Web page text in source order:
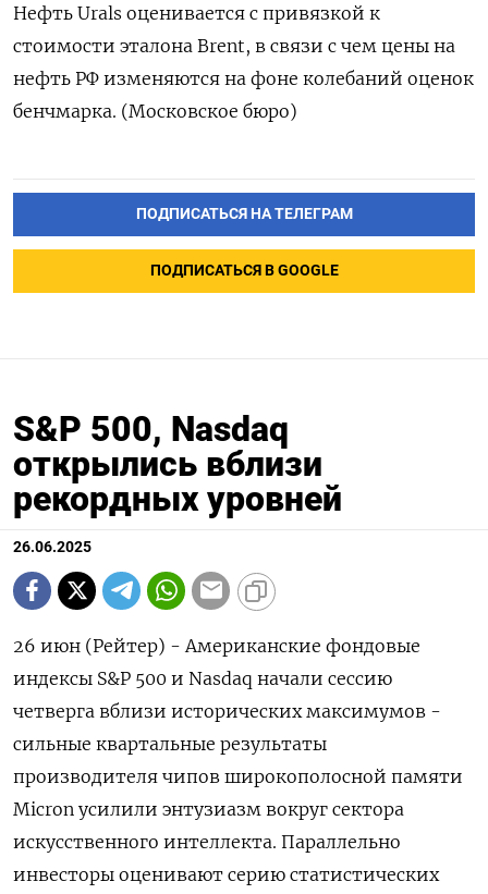
Нефть Urals оценивается с привязкой к
стоимости эталона Brent, в связи с чем цены на
нефть РФ изменяются на фоне колебаний оценок
бенчмарка. (Московское бюро)
ПОДПИСАТЬСЯ НА ТЕЛЕГРАМ
ПОДПИСАТЬСЯ В GOOGLE
S&P 500, Nasdaq
открылись вблизи
рекордных уровней
26.06.2025
26 июн (Рейтер) - Американские фондовые
индексы S&P 500 и Nasdaq начали сессию
четверга вблизи исторических максимумов -
сильные квартальные результаты
производителя чипов широкополосной памяти
Micron усилили энтузиазм вокруг сектора
искусственного интеллекта. Параллельно
инвесторы оценивают серию статистических